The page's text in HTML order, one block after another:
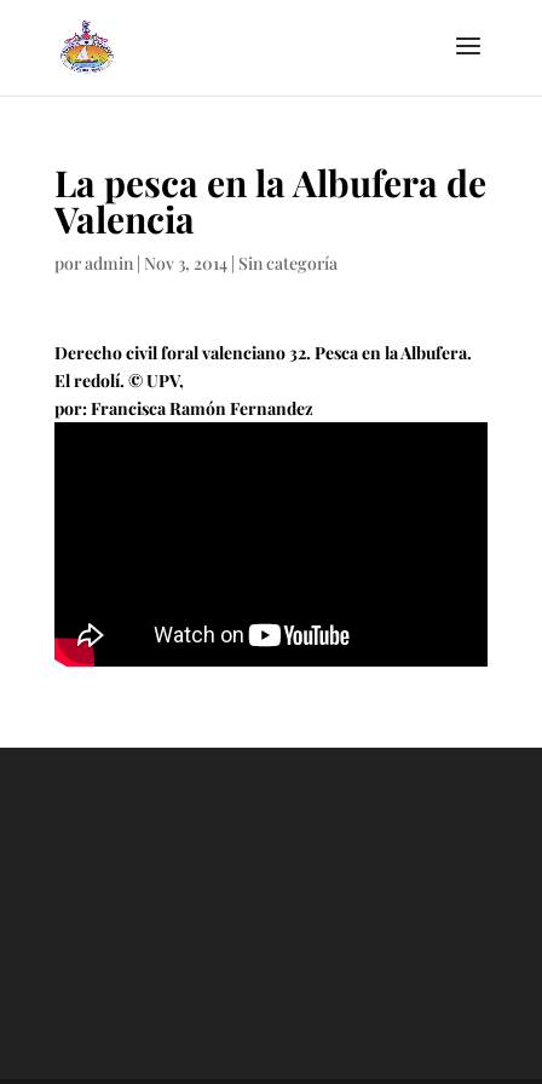
La pesca en la Albufera de
Valencia
poradmin| Nov 3, 2014| Sin categoría
Derecho civil foral valenciano 32. Pesca en la Albufera.
El redolí. © UPV,
por: Francisca Ramón Fernandez